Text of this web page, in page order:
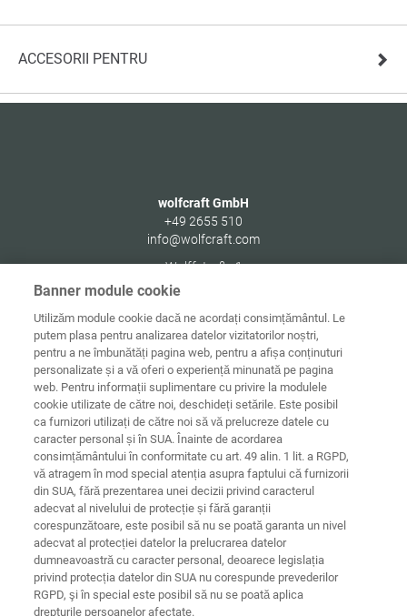
ACCESORII PENTRU
wolfcraft GmbH
+49 2655 510
info@wolfcraft.com
Wolffstraße 1
56746
Acasă
Date de
contact
Informaţii
juridice
Protecţia
datelor
Termeni și
condiții
Directive
privind cookie-
urile Conectare
Declarație
privind
accesibilitatea
Setări cookie-uri
Banner module cookie
Utilizăm module cookie dacă ne acordați consimțământul. Le
putem plasa pentru analizarea datelor vizitatorilor noștri,
pentru a ne îmbunătăți pagina web, pentru a afișa conținuturi
personalizate și a vă oferi o experiență minunată pe pagina
web. Pentru informații suplimentare cu privire la modulele
cookie utilizate de către noi, deschideți setările. Este posibil
ca furnizori utilizați de către noi să vă prelucreze datele cu
caracter personal și în SUA. Înainte de acordarea
consimțământului în conformitate cu art. 49 alin. 1 lit. a RGPD,
vă atragem în mod special atenția asupra faptului că furnizorii
din SUA, fără prezentarea unei decizii privind caracterul
adecvat al nivelului de protecție și fără garanții
corespunzătoare, este posibil să nu se poată garanta un nivel
adecvat al protecției datelor la prelucrarea datelor
dumneavoastră cu caracter personal, deoarece legislația
privind protecția datelor din SUA nu corespunde prevederilor
RGPD, şi în special este posibil să nu se poată aplica
drepturile persoanelor afectate.